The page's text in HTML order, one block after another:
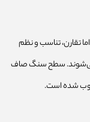
تقارن، تناسب و نظم
می‌شوند. سطح سنگ صاف